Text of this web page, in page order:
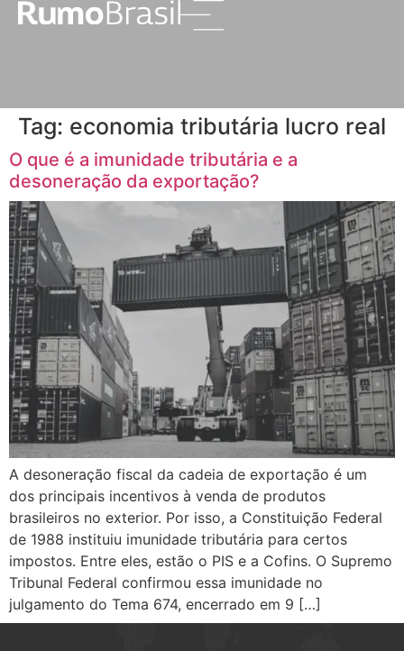
Tag: economia tributária lucro real
O que é a imunidade tributária e a
desoneração da exportação?
A desoneração fiscal da cadeia de exportação é um
dos principais incentivos à venda de produtos
brasileiros no exterior. Por isso, a Constituição Federal
de 1988 instituiu imunidade tributária para certos
impostos. Entre eles, estão o PIS e a Cofins. O Supremo
Tribunal Federal confirmou essa imunidade no
julgamento do Tema 674, encerrado em 9 […]